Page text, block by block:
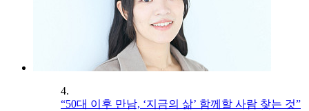
4.
“50대 이후 만남, ‘지금의 삶’ 함께할 사람 찾는 것”